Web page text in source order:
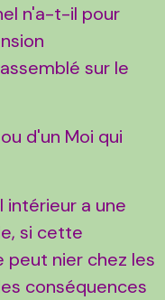
n'a-t-il pour
sur le
d'un Moi qui
intérieur a une
si cette
peut nier chez les
conséquences